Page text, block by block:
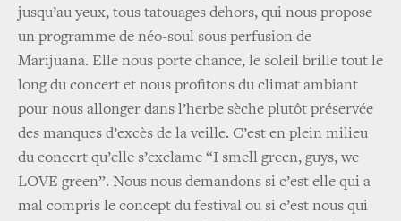
jusqu’au yeux, tous tatouages dehors, qui nous propose
un programme de néo-soul sous perfusion de
Marijuana. Elle nous porte chance, le soleil brille tout le
long du concert et nous profitons du climat ambiant
pour nous allonger dans l’herbe sèche plutôt préservée
des manques d’excès de la veille. C’est en plein milieu
du concert qu’elle s’exclame “I smell green, guys, we
LOVE green”. Nous nous demandons si c’est elle qui a
mal compris le concept du festival ou si c’est nous qui